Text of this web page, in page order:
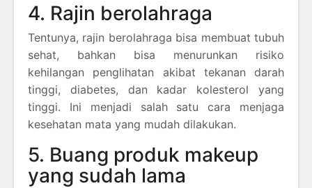
4. Rajin berolahraga
Tentunya, rajin berolahraga bisa membuat tubuh
sehat, bahkan bisa menurunkan risiko
kehilangan penglihatan akibat tekanan darah
tinggi, diabetes, dan kadar kolesterol yang
tinggi. Ini menjadi salah satu cara menjaga
kesehatan mata yang mudah dilakukan.
5. Buang produk makeup
yang sudah lama